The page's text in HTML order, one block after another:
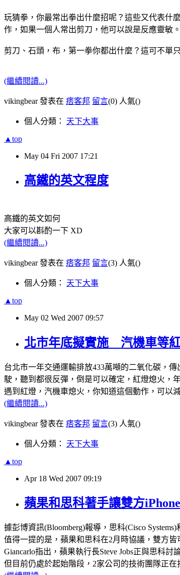
玩猜拳，你最常出拳出什麼招呢？這些又代表什
作，如果一個人常出剪刀，他可以說是反應靈敏。
剪刀、石頭，布，第一拳你都出什麼？這可不單
(繼續閱讀...)
vikingbear 發表在 痞客邦 留言(0) 人氣()
個人分類： 天下大事
▲top
May 04 Fri 2007 17:21
高鐵的英文程度
高鐵的英文如何
大家可以斟酌一下 XD
(繼續閱讀...)
vikingbear 發表在 痞客邦 留言(3) 人氣()
個人分類： 天下大事
▲top
May 02 Wed 2007 09:57
北市年底擬實施 汽機車等
台北市一年交通運輸排放433萬噸的二氧化碳，
駛，聽到都很反彈，倒是可以確定，紅燈熄火，
遇到紅燈，汽機車熄火，你知道這個動作，可以
(繼續閱讀...)
vikingbear 發表在 痞客邦 留言(3) 人氣()
個人分類： 天下大事
▲top
Apr 18 Wed 2007 09:19
蘋果和思科著手讓雙方
據彭博資訊(Bloomberg)報導，思科(Cisco
值得一提的是，蘋果和思科在2月時協議，雙方皆
Giancarlo指出，蘋果執行長Steve Jobs正與思科
但目前仍處於起始階段，2家公司的技術團隊正在